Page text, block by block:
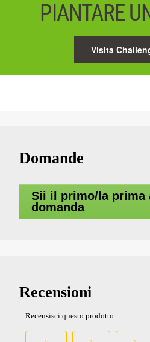
PIANTARE
Visita
Domande
Sii il primo/la prima
domanda